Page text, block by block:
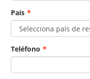
País *
Teléfono *